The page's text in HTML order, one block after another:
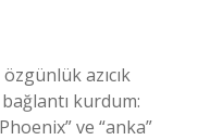
azıcık
kurdum:
ve “anka”